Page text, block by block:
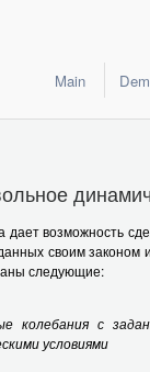
Main
дает возможность
своим законом
следующие:
колебания с
условиями